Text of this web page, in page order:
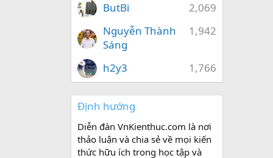
2,069
ButBi
1,942
Nguyễn Thành
Sáng
1,766
h2y3
Định hướng
Diễn đàn VnKienthuc.com là nơi
thảo luận và chia sẻ về mọi kiến
thức hữu ích trong học tập và